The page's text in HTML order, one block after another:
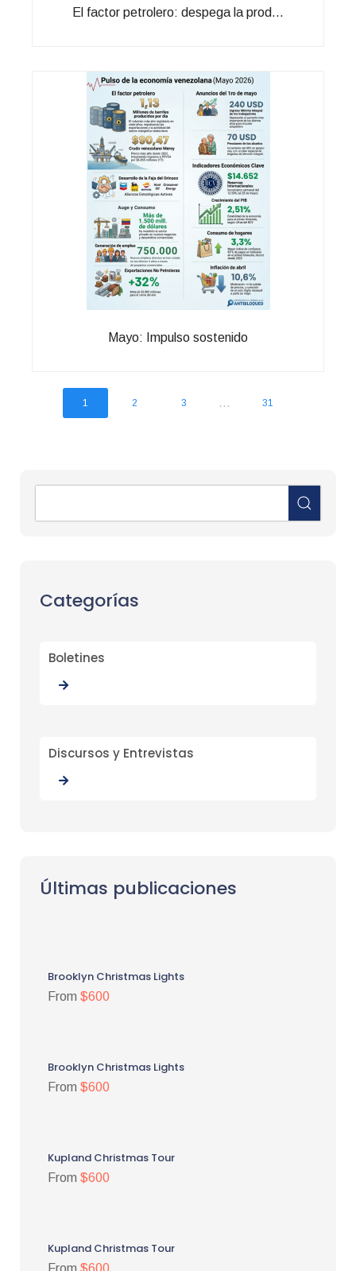
El factor petrolero: despega la prod...
Mayo: Impulso sostenido
1 2 3 ... 31
Categorías
Boletines
Discursos y Entrevistas
Últimas publicaciones
Brooklyn Christmas Lights
From $600
Brooklyn Christmas Lights
From $600
Kupland Christmas Tour
From $600
Kupland Christmas Tour
From $600